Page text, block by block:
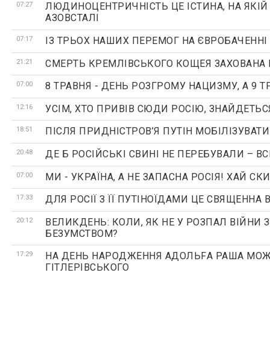
07:27
ЛЮДИНОЦЕНТРИЧНІСТЬ ЦЕ ІСТИНА, НА
АЗОВСТАЛІ
07:17 ІЗ ТРЬОХ НАШИХ ПЕРЕМОГ НА
21:21 СМЕРТЬ КРЕМЛІВСЬКОГО КОЩЕЯ ЗАХОВАНА
07:00 8 ТРАВНЯ - ДЕНЬ РОЗГРОМУ НАЦИЗМУ, А 9
12:16 УСІМ, ХТО ПРИВІВ СЮДИ РОСІЮ,
18:51 ПІСЛЯ ПРИДНІСТРОВ’Я ПУТІН
20:48 ДЕ Б РОСІЙСЬКІ СВИНІ НЕ ПЕРЕБУВАЛИ –
07:00 МИ - УКРАЇНА, А НЕ ЗАПАСНА РОСІЯ! ХАЙ
17:33 ДЛЯ РОСІЇ З ЇЇ ПУТІНОЇДАМИ ЦЕ
20:12
ВЕЛИКДЕНЬ: КОЛИ, ЯК НЕ У РОЗПАЛ ВІЙНИ
БЕЗУМСТВОМ?
17:29
НА ДЕНЬ НАРОДЖЕННЯ АДОЛЬFА РАША
ГІТЛЕРІВСЬКОГО